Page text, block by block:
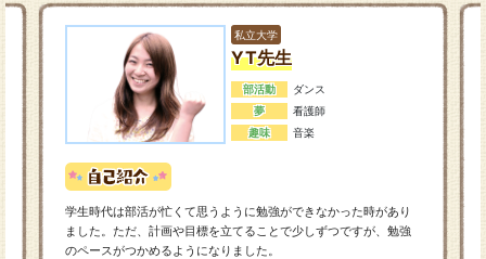
私立大学
YT先生
部活動
ダンス
夢
看護師
趣味
音楽
学生時代は部活が忙くて思うように勉強ができなかった時があり
ました。ただ、計画や目標を立てることで少しずつですが、勉強
のペースがつかめるようになりました。